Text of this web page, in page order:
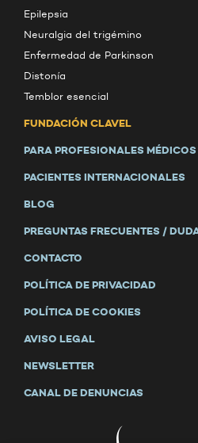
Epilepsia
Neuralgia del trigémino
Enfermedad de Parkinson
Distonía
Temblor esencial
FUNDACIÓN CLAVEL
PARA PROFESIONALES MÉDICOS
PACIENTES INTERNACIONALES
BLOG
PREGUNTAS FRECUENTES /
CONTACTO
POLÍTICA DE PRIVACIDAD
POLÍTICA DE COOKIES
AVISO LEGAL
NEWSLETTER
CANAL DE DENUNCIAS